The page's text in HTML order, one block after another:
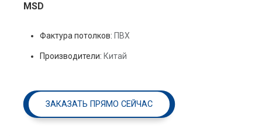
MSD
Фактура потолков: ПВХ
Производители: Китай
ЗАКАЗАТЬ ПРЯМО СЕЙЧАС